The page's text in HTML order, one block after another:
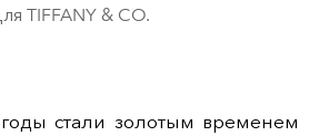
TIFFANY & CO.
стали золотым временем